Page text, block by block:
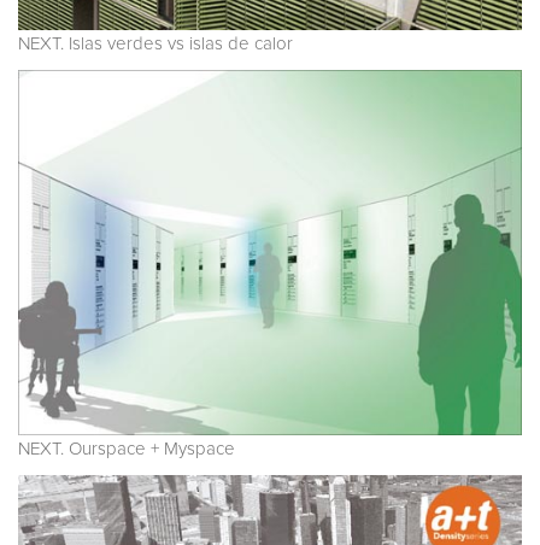
NEXT. Islas verdes vs islas de calor
NEXT. Ourspace + Myspace